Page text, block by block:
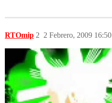
RTOmip 2 Febrero, 2009 16:50
2